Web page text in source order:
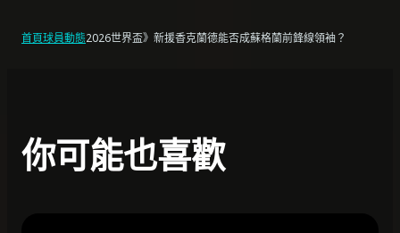
首頁球員動態2026世界盃》新援香克蘭德能否成蘇格蘭前鋒線領袖？
你可能也喜歡